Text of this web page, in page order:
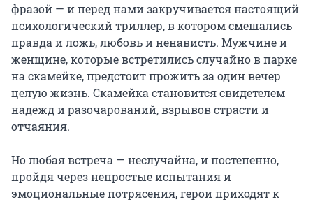
фразой — и перед нами закручивается настоящий
психологический триллер, в котором смешались
правда и ложь, любовь и ненависть. Мужчине и
женщине, которые встретились случайно в парке
на скамейке, предстоит прожить за один вечер
целую жизнь. Скамейка становится свидетелем
надежд и разочарований, взрывов страсти и
отчаяния.
Но любая встреча — неслучайна, и постепенно,
пройдя через непростые испытания и
эмоциональные потрясения, герои приходят к